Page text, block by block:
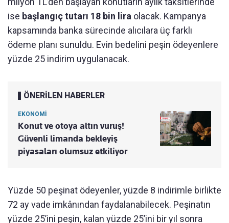
ise başlangıç tutarı 18 bin lira olacak. Kampanya
kapsamında banka sürecinde alıcılara üç farklı
ödeme planı sunuldu. Evin bedelini peşin ödeyenlere
yüzde 25 indirim uygulanacak.
ÖNERİLEN HABERLER
EKONOMİ
Konut ve otoya altın vuruş!
Güvenli limanda bekleyiş
piyasaları olumsuz etkiliyor
Yüzde 50 peşinat ödeyenler, yüzde 8 indirimle birlikte
72 ay vade imkânından faydalanabilecek. Peşinatın
yüzde 25’ini peşin, kalan yüzde 25’ini bir yıl sonra